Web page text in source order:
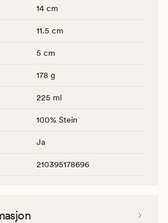
14 cm
11.5 cm
5 cm
178 g
225 ml
100% Stein
Ja
210395178696